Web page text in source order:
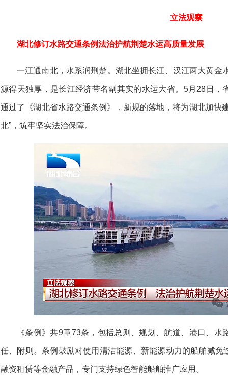
立法观察
湖北修订水路交通条例法治护航荆楚水运高质量发展
一江通南北，水系润荆楚。湖北坐拥长江、汉江两大黄金
源得天独厚，是长江经济带名副其实的水运大省。5月28日，
通过了《湖北省水路交通条例》，新规的落地，将为湖北加快
北”，筑牢坚实法治保障。
《条例》共9章73条，包括总则、规划、航道、港口、
任、附则。条例鼓励对使用清洁能源、新能源动力的船舶减
融资租赁等金融产品，专门支持绿色智能船舶推广应用。